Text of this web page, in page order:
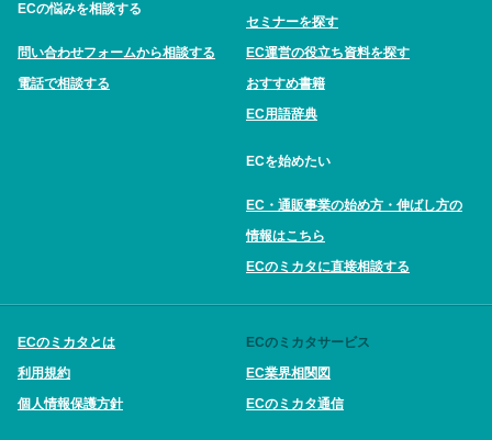
ECの悩みを相談する
問い合わせフォームから相談する
電話で相談する
セミナーを探す
EC運営の役立ち資料を探す
おすすめ書籍
EC用語辞典
ECを始めたい
EC・通販事業の始め方・伸ばし方の
情報はこちら
ECのミカタに直接相談する
ECのミカタとは
利用規約
個人情報保護方針
ECのミカタサービス
EC業界相関図
ECのミカタ通信